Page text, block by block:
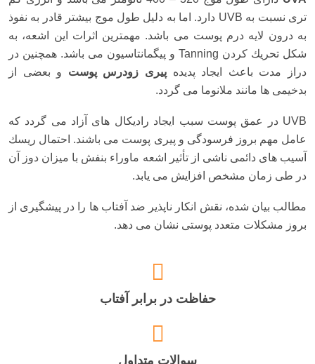
تری نسبت به UVB دارد. اما به دلیل طول موج بیشتر قادر به نفوذ
به درون لایه درم پوست می باشد. مهمترین اثرات این اشعه، به
شكل تحریك كردن Tanning و پیگمانتاسیون می باشد. همچنین در
دراز مدت باعث ایجاد پدیده پیری زودرس پوست و بعضی از
بدخیمی ها مانند ملانوما می گردد.
UVB در عمق پوست سبب ایجاد رادیكال های آزاد می گردد كه
عامل مهم بروز فرسودگی و پیری پوست می باشند. احتمال ریسك
آسیب های دائمی ناشی از تأثیر اشعه ماوراء بنفش با میزان دوز آن
در طی زمان مشخص افزایش می یابد.
مطالب بیان شده، نقش انکار ناپذیر ضد آفتاب ها را در پیشگیری از
بروز مشكلات متعدد پوستی نشان می دهد.
حفاظت در برابر آفتاب
سوالات متداول